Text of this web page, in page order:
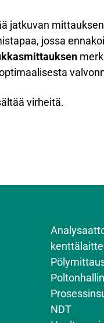
jatkuvan
jossa
virheitä.
NDT